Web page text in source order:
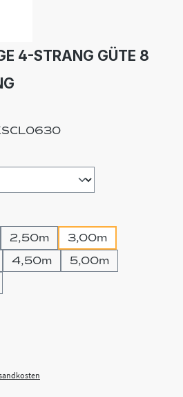
4-STRANG GÜTE 8
2,50m
3,00m
4,50m
5,00m